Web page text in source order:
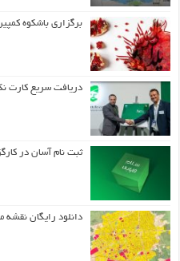
برگزاری باشکوه
دریافت سریع کارت
ثبت نام آسان در
دانلود رایگان نقشه